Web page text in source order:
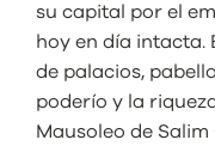
su capital por el
hoy en día intacta.
de palacios,
poderío y la
Mausoleo de